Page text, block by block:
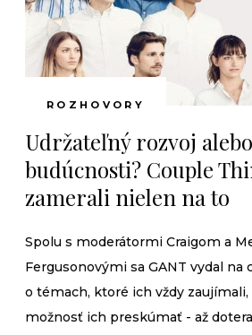
ROZHOVORY
Udržateľný rozvoj
budúcnosti? Couple
zamerali nielen na to
Spolu s moderátormi Craigom a
Fergusonovými sa GANT vydal na
o témach, ktoré ich vždy
možnosť ich preskúmať - až